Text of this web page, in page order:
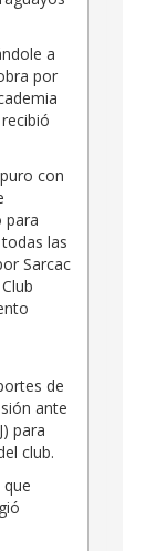
a
por
con
para
las
Sarcac
de
ante
para
club.
que